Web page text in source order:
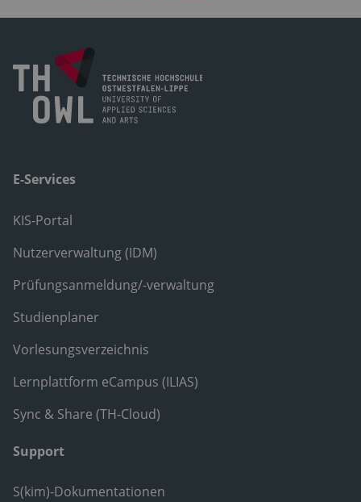
E-Services
KIS-Portal
Nutzerverwaltung (IDM)
Prüfungsanmeldung/-verwaltung
Studienplaner
Vorlesungsverzeichnis
Lernplattform eCampus (ILIAS)
Sync & Share (TH-Cloud)
Support
S(kim)-Dokumentationen